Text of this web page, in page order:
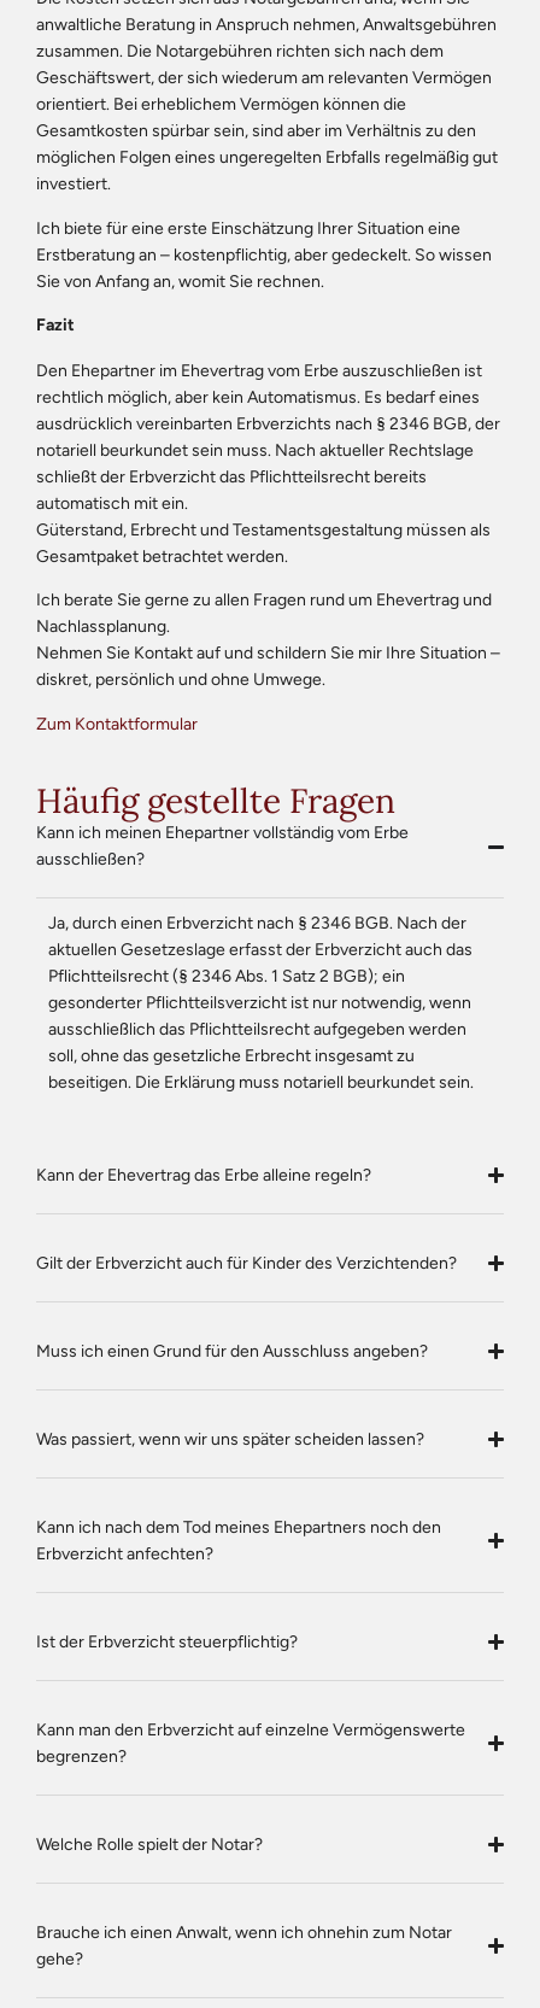
anwaltliche Beratung in Anspruch nehmen, Anwaltsgebühren
zusammen. Die Notargebühren richten sich nach dem
Geschäftswert, der sich wiederum am relevanten Vermögen
orientiert. Bei erheblichem Vermögen können die
Gesamtkosten spürbar sein, sind aber im Verhältnis zu den
möglichen Folgen eines ungeregelten Erbfalls regelmäßig gut
investiert.
Ich biete für eine erste Einschätzung Ihrer Situation eine
Erstberatung an – kostenpflichtig, aber gedeckelt. So wissen
Sie von Anfang an, womit Sie rechnen.
Fazit
Den Ehepartner im Ehevertrag vom Erbe auszuschließen ist
rechtlich möglich, aber kein Automatismus. Es bedarf eines
ausdrücklich vereinbarten Erbverzichts nach § 2346 BGB, der
notariell beurkundet sein muss. Nach aktueller Rechtslage
schließt der Erbverzicht das Pflichtteilsrecht bereits
automatisch mit ein.
Güterstand, Erbrecht und Testamentsgestaltung müssen als
Gesamtpaket betrachtet werden.
Ich berate Sie gerne zu allen Fragen rund um Ehevertrag und
Nachlassplanung.
Nehmen Sie Kontakt auf und schildern Sie mir Ihre Situation –
diskret, persönlich und ohne Umwege.
Zum Kontaktformular
Häufig gestellte Fragen
Kann ich meinen Ehepartner vollständig vom Erbe
ausschließen?
Ja, durch einen Erbverzicht nach § 2346 BGB. Nach der
aktuellen Gesetzeslage erfasst der Erbverzicht auch das
Pflichtteilsrecht (§ 2346 Abs. 1 Satz 2 BGB); ein
gesonderter Pflichtteilsverzicht ist nur notwendig, wenn
ausschließlich das Pflichtteilsrecht aufgegeben werden
soll, ohne das gesetzliche Erbrecht insgesamt zu
beseitigen. Die Erklärung muss notariell beurkundet sein.
Kann der Ehevertrag das Erbe alleine regeln?
Gilt der Erbverzicht auch für Kinder des Verzichtenden?
Muss ich einen Grund für den Ausschluss angeben?
Was passiert, wenn wir uns später scheiden lassen?
Kann ich nach dem Tod meines Ehepartners noch den
Erbverzicht anfechten?
Ist der Erbverzicht steuerpflichtig?
Kann man den Erbverzicht auf einzelne Vermögenswerte
begrenzen?
Welche Rolle spielt der Notar?
Brauche ich einen Anwalt, wenn ich ohnehin zum Notar
gehe?